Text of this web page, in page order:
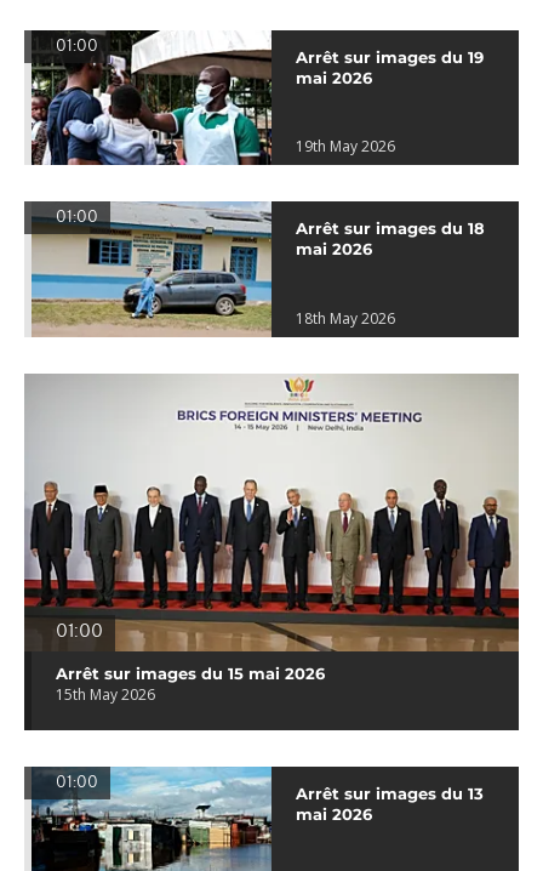
01:00
Arrêt sur images du 19
mai 2026
19th May 2026
01:00
Arrêt sur images du 18
mai 2026
18th May 2026
01:00
Arrêt sur images du 15 mai 2026
15th May 2026
01:00
Arrêt sur images du 13
mai 2026